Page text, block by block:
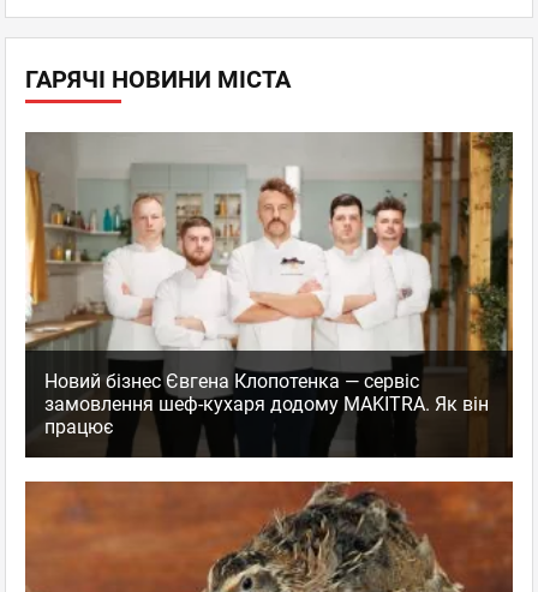
ГАРЯЧІ НОВИНИ МІСТА
Новий бізнес Євгена Клопотенка — сервіс
замовлення шеф-кухаря додому MAKITRA. Як він
працює